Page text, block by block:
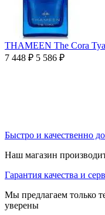
THAMEEN The Cora
7 448 ₽ 5 586 ₽
Быстро и качественно
Наш магазин
Гарантия качества и
Мы предлагаем только
уверены